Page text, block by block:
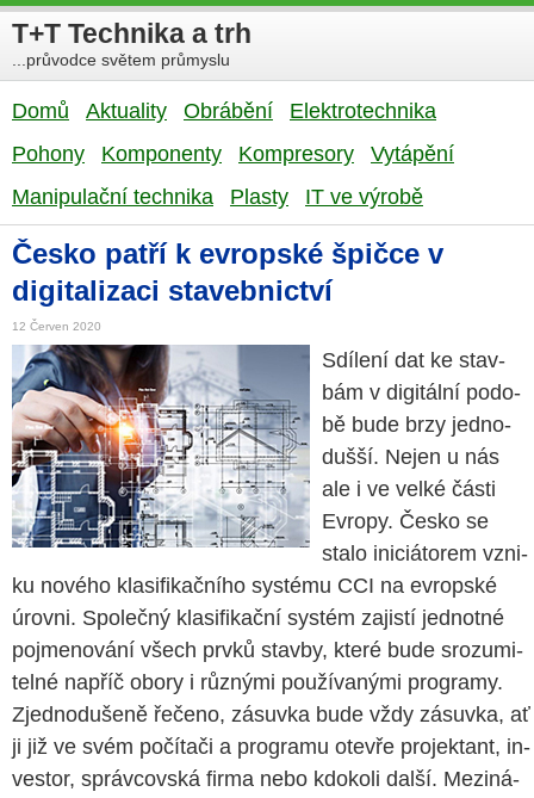
T+T Technika a trh
...průvodce světem průmyslu
Domů Aktuality Obrábění
Elektrotechnika
Pohony
Komponenty Kompresory
Vytápění
Manipulační technika
Plasty IT ve výrobě
Česko patří k evropské špičce v
digitalizaci stavebnictví
12 Červen 2020
Sdí­le­ní dat ke stav­
bám v di­gi­tál­ní po­do­
bě bude brzy jed­no­
duš­ší. Nejen u nás
ale i ve velké části
Ev­ro­py. Česko se
stalo ini­ci­á­to­rem vzni­
ku no­vé­ho kla­si­fi­kač­ní­ho sys­té­mu CCI na ev­rop­ské
úrov­ni. Spo­leč­ný kla­si­fi­kač­ní sys­tém za­jis­tí jed­not­né
po­jme­no­vá­ní všech prvků stav­by, které bude sro­zu­mi­
tel­né na­příč obory i růz­ný­mi po­u­ží­va­ný­mi pro­gra­my.
Zjed­no­du­še­ně ře­če­no, zá­suv­ka bude vždy zá­suv­ka, ať
ji již ve svém po­čí­ta­či a pro­gra­mu ote­vře pro­jek­tant, in­
ves­tor, správ­cov­ská firma nebo kdo­ko­li další. Me­zi­ná­